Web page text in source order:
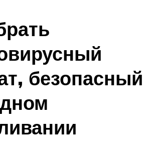
безопасный